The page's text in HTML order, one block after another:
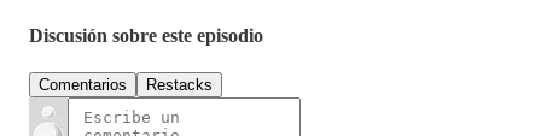
Discusión sobre este episodio
Comentarios Restacks